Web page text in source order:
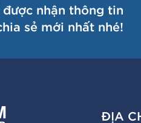
nhận thông tin
sẻ mới nhất nhé!
ĐỊA